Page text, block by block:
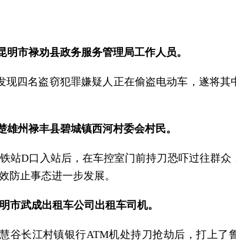
市禄劝县政务服务管理局工作人员。
四名盗窃犯罪嫌疑人正在偷盗电动车，遂将其
州禄丰县碧城镇西河村委会村民。
站D口入站后，在车控室门前持刀恐吓过往群
防止事态进一步发展。
市武成出租车公司出租车司机。
谷长江村镇银行ATM机处持刀抢劫后，打上了